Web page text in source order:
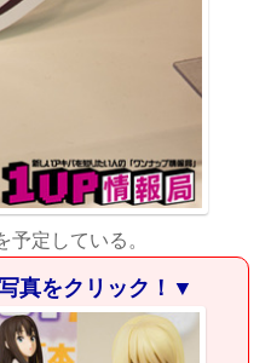
定している。
真をクリック！▼